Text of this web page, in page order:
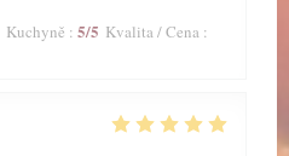
Kuchyně : 5/5 Kvalita / Cena :